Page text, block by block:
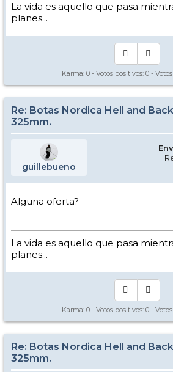
La vida es aquello que pasa
planes...
Karma: 0 - Votos positivos: 0 -
Re: Botas Nordica Hell and
325mm.
guillebueno
Alguna oferta?
La vida es aquello que pasa
planes...
Karma: 0 - Votos positivos: 0 -
Re: Botas Nordica Hell and
325mm.